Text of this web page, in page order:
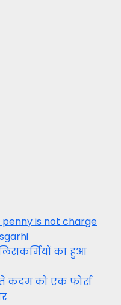
penny is not charge
का हुआ
कदम को एक फोर्स